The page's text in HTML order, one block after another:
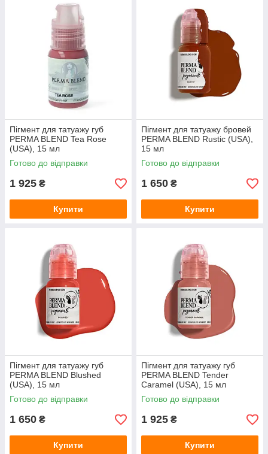
Пігмент для татуажу губ
PERMA BLEND Tea Rose
(USA), 15 мл
Готово до відправки
1 925 ₴
Купити
Пігмент для татуажу бровей
PERMA BLEND Rustic (USA),
15 мл
Готово до відправки
1 650 ₴
Купити
Пігмент для татуажу губ
PERMA BLEND Blushed
(USA), 15 мл
Готово до відправки
1 650 ₴
Купити
Пігмент для татуажу губ
PERMA BLEND Tender
Caramel (USA), 15 мл
Готово до відправки
1 925 ₴
Купити